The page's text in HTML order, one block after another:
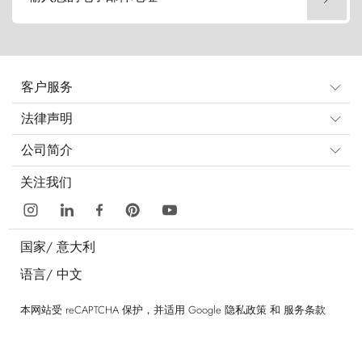
客户服务
法律声明
公司简介
关注我们
国家/ 意大利
语言/ 中文
本网站受 reCAPTCHA 保护，并适用 Google 隐私政策 和 服务条款